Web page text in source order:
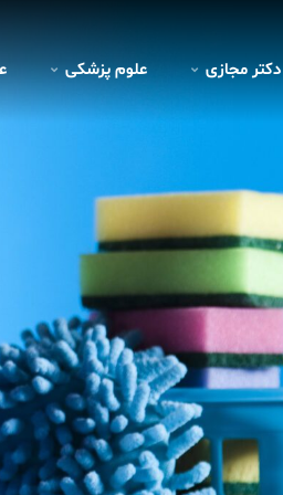
دکتر مجازی علوم پزشکی